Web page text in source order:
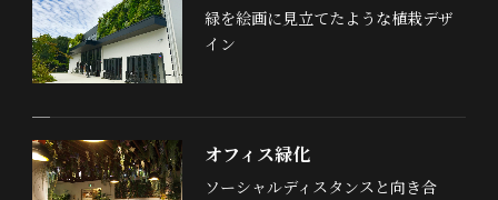
緑を絵画に見立てたような植栽デザ
イン
オフィス緑化
ソーシャルディスタンスと向き合